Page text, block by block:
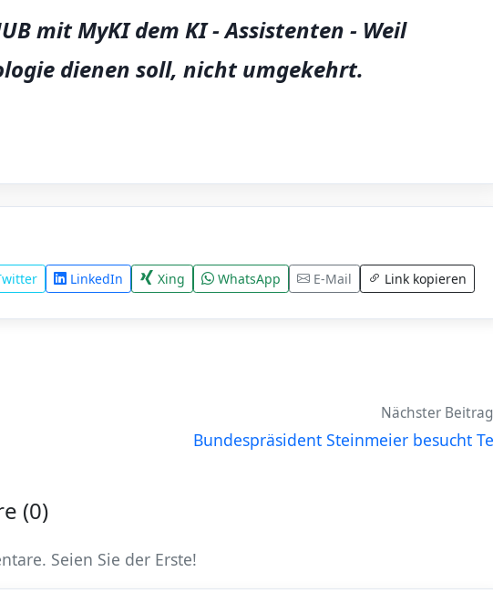
mit MyKI dem KI - Assistenten - Weil
dienen soll, nicht umgekehrt.
LinkedIn Xing WhatsApp E-Mail Link kopieren
Nächster Beitrag
(0)
Seien Sie der Erste!